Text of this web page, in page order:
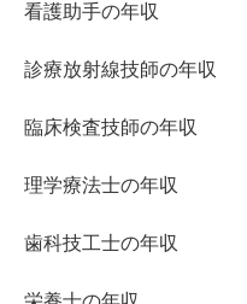
看護助手の年収
診療放射線技師の年収
臨床検査技師の年収
理学療法士の年収
歯科技工士の年収